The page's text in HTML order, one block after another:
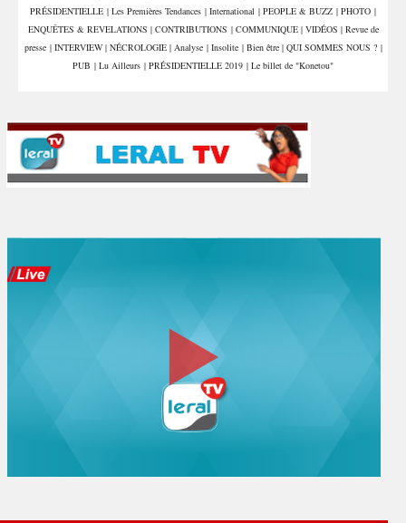
PRÉSIDENTIELLE | Les Premières Tendances | International | PEOPLE & BUZZ | PHOTO |
ENQUÊTES & REVELATIONS | CONTRIBUTIONS | COMMUNIQUE | VIDÉOS | Revue de
presse | INTERVIEW | NÉCROLOGIE | Analyse | Insolite | Bien être | QUI SOMMES NOUS ? |
PUB | Lu Ailleurs | PRÉSIDENTIELLE 2019 | Le billet de "Konetou"